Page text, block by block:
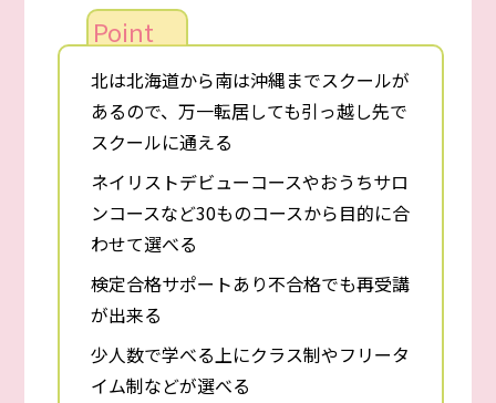
北は北海道から南は沖縄までスクールが
あるので、万一転居しても引っ越し先で
スクールに通える
ネイリストデビューコースやおうちサロ
ンコースなど30ものコースから目的に合
わせて選べる
検定合格サポートあり不合格でも再受講
が出来る
少人数で学べる上にクラス制やフリータ
イム制などが選べる